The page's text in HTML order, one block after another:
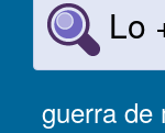
Lo
guerra de